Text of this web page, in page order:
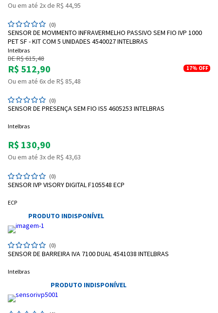
Ou em até 2x de R$ 44,95
(0)
SENSOR DE MOVIMENTO INFRAVERMELHO PASSIVO SEM FIO IVP 1000
PET SF - KIT COM 5 UNIDADES 4540027 INTELBRAS
Intelbras
DE R$ 615,48
R$ 512,90 17% OFF
Ou em até 6x de R$ 85,48
(0)
SENSOR DE PRESENÇA SEM FIO IS5 4605253 INTELBRAS
Intelbras
R$ 130,90
Ou em até 3x de R$ 43,63
(0)
SENSOR IVP VISORY DIGITAL F105548 ECP
ECP
PRODUTO INDISPONÍVEL
(0)
SENSOR DE BARREIRA IVA 7100 DUAL 4541038 INTELBRAS
Intelbras
PRODUTO INDISPONÍVEL